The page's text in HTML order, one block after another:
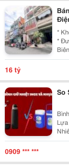
*
*
-
16 tỷ
So
0909 *** ***